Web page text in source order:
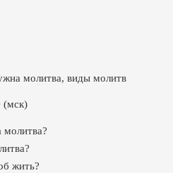
молитва, виды молитв
(мск)
жить?